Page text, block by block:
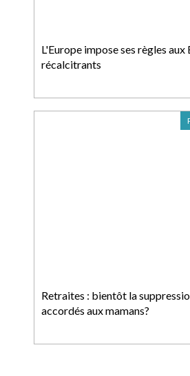
L'Europe impose ses règles
récalcitrants
Retraites : bientôt la
accordés aux mamans?